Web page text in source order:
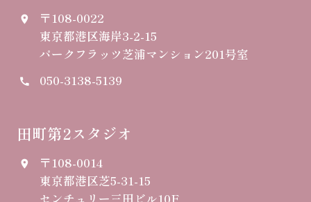
place
〒108-0022
東京都港区海岸3-2-15
パークフラッツ芝浦マンション201号室
call 050-3138-5139
田町第2スタジオ
place
〒108-0014
東京都港区芝5-31-15